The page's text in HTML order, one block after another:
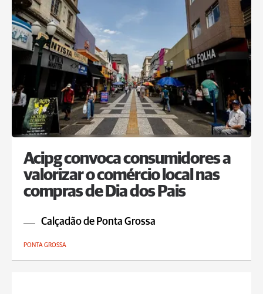
Acipg convoca consumidores a
valorizar o comércio local nas
compras de Dia dos Pais
Calçadão de Ponta Grossa
PONTA GROSSA